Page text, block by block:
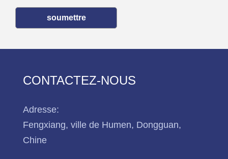
soumettre
CONTACTEZ-NOUS
Adresse:
Fengxiang, ville de Humen, Dongguan,
Chine